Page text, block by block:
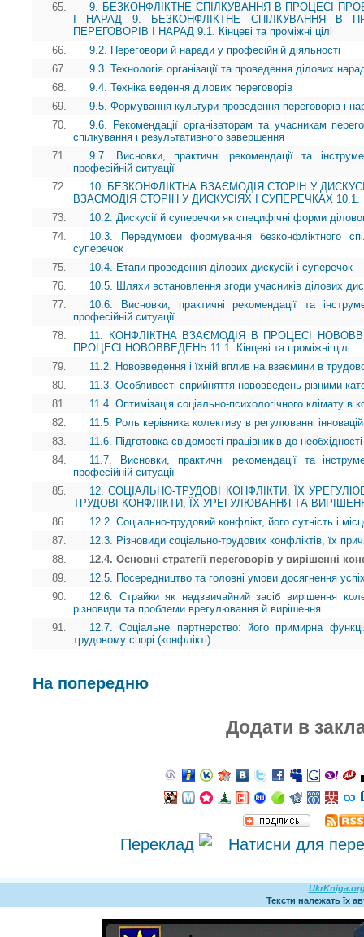
65.
9. БЕЗКОНФЛІКТНЕ СПІЛКУВАННЯ В ПРОЦЕСІ
І НАРАД 9. БЕЗКОНФЛІКТНЕ СПІЛКУВАННЯ В
ПЕРЕГОВОРІВ І НАРАД 9.1. Кінцеві та проміжні цілі
66.
9.2. Переговори й наради у професійній діяльності
67.
9.3. Технологія організації та проведення ділових
68.
9.4. Техніка ведення ділових переговорів
69.
9.5. Формування культури проведення переговорів і
70.
9.6. Рекомендації організаторам та учасникам
спілкування і результативного завершення
71.
9.7. Висновки, практичні рекомендації та
професійній ситуації
72.
10. БЕЗКОНФЛІКТНА ВЗАЄМОДІЯ СТОРІН У
ВЗАЄМОДІЯ СТОРІН У ДИСКУСІЯХ І СУПЕРЕЧКАХ 10.1.
73.
10.2. Дискусії й суперечки як специфічні форми
74.
10.3. Передумови формування безконфліктного
суперечок
75.
10.4. Етапи проведення ділових дискусій і суперечок
76.
10.5. Шляхи встановлення згоди учасників ділових
77.
10.6. Висновки, практичні рекомендації та
професійній ситуації
78.
11. КОНФЛІКТНА ВЗАЄМОДІЯ В ПРОЦЕСІ
ПРОЦЕСІ НОВОВВЕДЕНЬ 11.1. Кінцеві та проміжні цілі
79.
11.2. Нововведення і їхній вплив на взаємини в
80.
11.3. Особливості сприйняття нововведень різними
81.
11.4. Оптимізація соціально-психологічного клімату в
82.
11.5. Роль керівника колективу в регулюванні
83.
11.6. Підготовка свідомості працівників до необхідності
84.
11.7. Висновки, практичні рекомендації та
професійній ситуації
85.
12. СОЦІАЛЬНО-ТРУДОВІ КОНФЛІКТИ, ЇХ
ТРУДОВІ КОНФЛІКТИ, ЇХ УРЕГУЛЮВАННЯ ТА ВИРІШЕННЯ
86.
12.2. Соціально-трудовий конфлікт, його сутність і
87.
12.3. Різновиди соціально-трудових конфліктів, їх
88.
12.4. Основні стратегії переговорів у вирішенні
89.
12.5. Посередництво та головні умови досягнення
90.
12.6. Страйки як надзвичайний засіб вирішення
різновиди та проблеми врегулювання й вирішення
91.
12.7. Соціальне партнерство: його примирна
трудовому спорі (конфлікті)
На попередню
Додати в
Переклад
Тексти належать їх